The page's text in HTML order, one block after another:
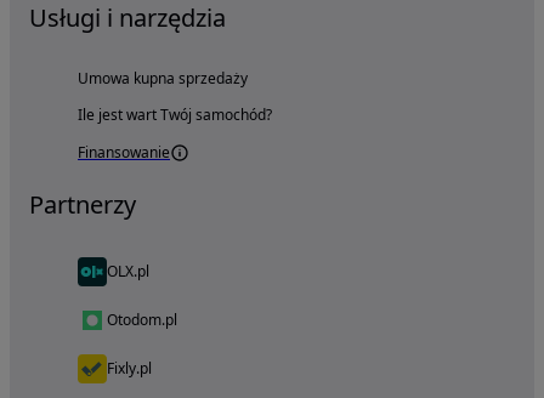
Usługi i narzędzia
Umowa kupna sprzedaży
Ile jest wart Twój samochód?
Finansowanie
Partnerzy
OLX.pl
Otodom.pl
Fixly.pl